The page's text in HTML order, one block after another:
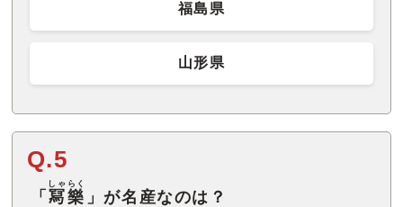
福島県
山形県
Q.5
「 冩樂
しゃらく
」が名産なのは？